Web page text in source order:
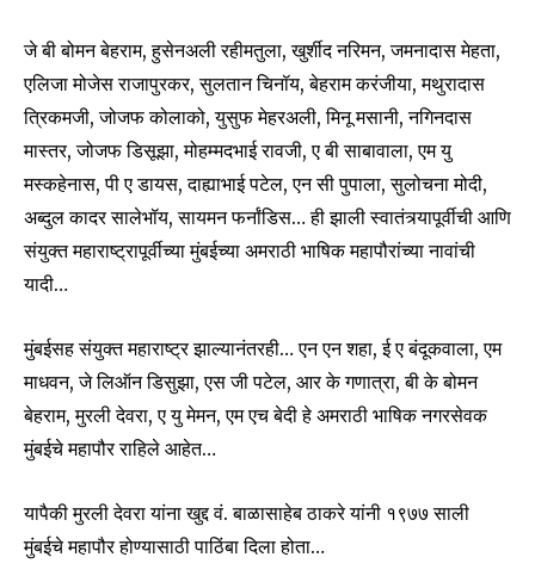
SUBSCRIBE
I've read and accept the Privacy Policy
Fans
32,111
Followers Followers
जे बी बोमन बेहराम, हुसेनअली रहीमतुला, खुर्शीद नरिमन, जमनादास मेहता,
एलिजा मोजेस राजापुरकर, सुलतान चिनॉय, बेहराम करंजीया, मथुरादास
त्रिकमजी, जोजफ कोलाको, युसुफ मेहरअली, मिनू मसानी, नगिनदास
मास्तर, जोजफ डिसूझा, मोहम्मदभाई रावजी, ए बी साबावाला, एम यु
मस्कहेनास, पी ए डायस, दाह्याभाई पटेल, एन सी पुपाला, सुलोचना मोदी,
अब्दुल कादर सालेभॉय, सायमन फर्नांडिस… ही झाली स्वातंत्र्यापूर्वीची आणि
संयुक्त महाराष्ट्रापूर्वीच्या मुंबईच्या अमराठी भाषिक महापौरांच्या नावांची
यादी…
मुंबईसह संयुक्त महाराष्ट्र झाल्यानंतरही… एन एन शहा, ई ए बंदूकवाला, एम
माधवन, जे लिऑन डिसुझा, एस जी पटेल, आर के गणात्रा, बी के बोमन
बेहराम, मुरली देवरा, ए यु मेमन, एम एच बेदी हे अमराठी भाषिक नगरसेवक
मुंबईचे महापौर राहिले आहेत…
यापैकी मुरली देवरा यांना खुद्द वं. बाळासाहेब ठाकरे यांनी १९७७ साली
मुंबईचे महापौर होण्यासाठी पाठिंबा दिला होता…